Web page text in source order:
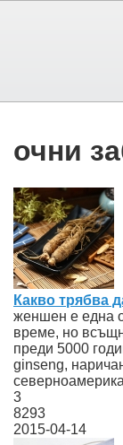
очни
Какво трябва
женшен е една
време, но
преди 5000
ginseng,
3
8293
2015-04-14